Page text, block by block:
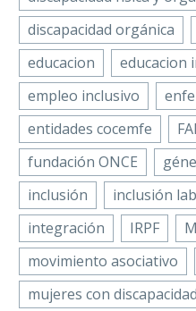
discapacidad orgánica
educacion
educacion
empleo inclusivo
entidades cocemfe
fundación ONCE
inclusión
inclusión
integración
IRPF
movimiento asociativo
mujeres con discapacidad